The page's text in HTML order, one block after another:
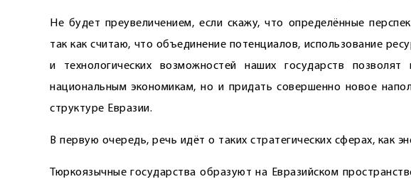
Не будет преувеличением, если скажу, что определённые
так как считаю, что объединение потенциалов, использование
и технологических возможностей наших государств
национальным экономикам, но и придать совершенно новое
структуре Евразии.
В первую очередь, речь идёт о таких стратегических сферах, как
Тюркоязычные государства образуют на Евразийском